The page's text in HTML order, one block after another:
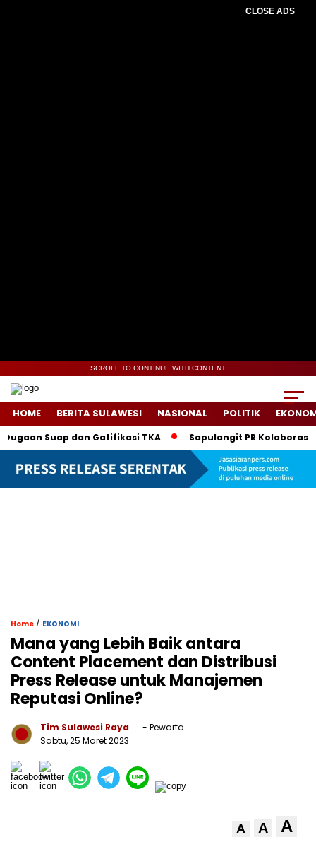
CLOSE ADS
SCROLL TO CONTINUE WITH CONTENT
HOME BERITA SULAWESI NASIONAL POLITIK
dan Gatifikasi TKA Sapulangit PR Kolaborasi dengan
Home / EKONOMI
Mana yang Lebih Baik antara
Content Placement dan Distribusi
Press Release untuk Manajemen
Reputasi Online?
Tim Sulawesi Raya
- Pewarta
Sabtu, 25 Maret 2023
A A A